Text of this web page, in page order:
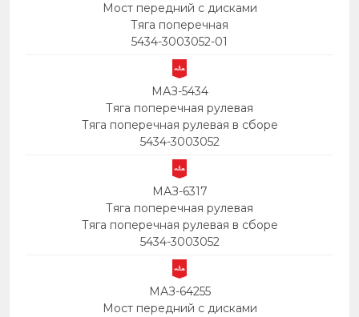
Мост передний с дисками
Тяга поперечная
5434-3003052-01
МАЗ-5434
Тяга поперечная рулевая
Тяга поперечная рулевая в сборе
5434-3003052
МАЗ-6317
Тяга поперечная рулевая
Тяга поперечная рулевая в сборе
5434-3003052
МАЗ-64255
Мост передний с дисками